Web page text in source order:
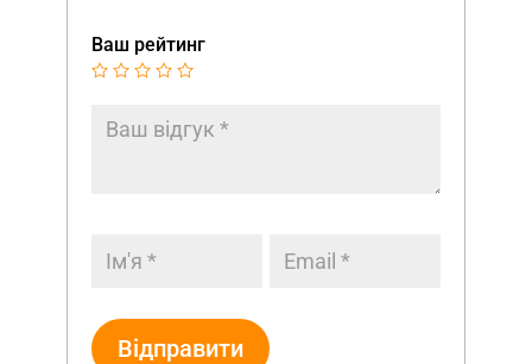
Ваш рейтинг
Відправити